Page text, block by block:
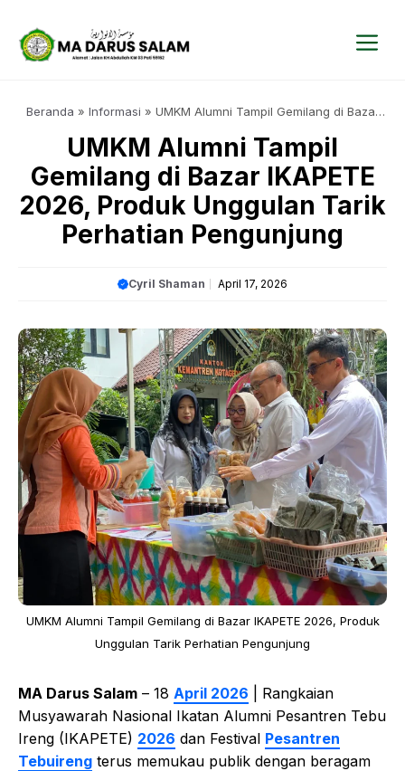
Beranda » Informasi » UMKM Alumni Tampil Gemilang di Bazar
UMKM Alumni Tampil
Gemilang di Bazar IKAPETE
2026, Produk Unggulan Tarik
Perhatian Pengunjung
Cyril Shaman April 17, 2026
UMKM Alumni Tampil Gemilang di Bazar IKAPETE 2026, Produk
Unggulan Tarik Perhatian Pengunjung
MA Darus Salam – 18 April 2026 | Rangkaian
Musyawarah Nasional Ikatan Alumni Pesantren Tebu
Ireng (IKAPETE) 2026 dan Festival Pesantren
Tebuireng terus memukau publik dengan beragam